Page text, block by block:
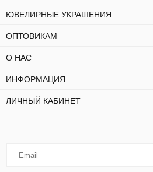
ЮВЕЛИРНЫЕ УКРАШЕНИЯ
ОПТОВИКАМ
О НАС
ИНФОРМАЦИЯ
ЛИЧНЫЙ КАБИНЕТ